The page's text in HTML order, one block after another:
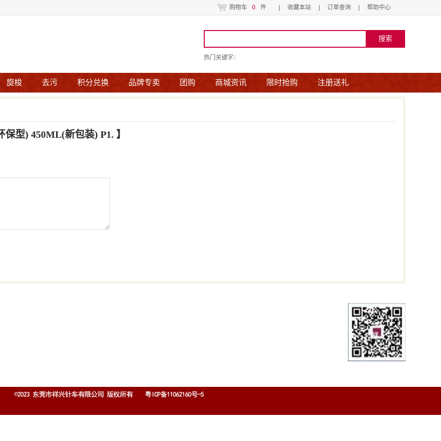
购物车 0 件 收藏本站 订单查询 帮助中心
热门关键字：
旋梭 去污 积分兑换 品牌专卖 团购 商城资讯 限时抢购 注册送礼
保型) 450ML(新包装) P1. 】